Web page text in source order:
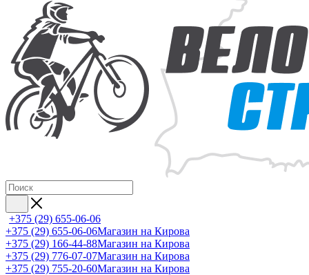
+375 (29) 655-06-06
+375 (29) 655-06-06Магазин на Кирова
+375 (29) 166-44-88Магазин на Кирова
+375 (29) 776-07-07Магазин на Кирова
+375 (29) 755-20-60Магазин на Кирова